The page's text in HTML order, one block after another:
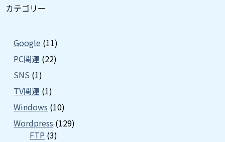
カテゴリー
Google (11)
PC関連 (22)
SNS (1)
TV関連 (1)
Windows (10)
Wordpress (129)
FTP (3)